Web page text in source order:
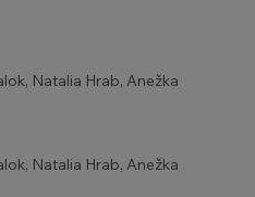
Natalia Hrab, Anežka
Natalia Hrab, Anežka